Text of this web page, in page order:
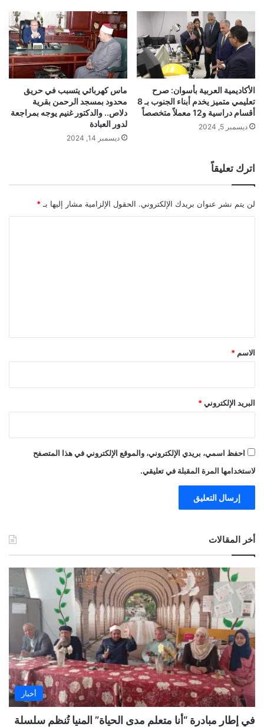
الأكاديمية العربية بأسوان: صرح
تعليمي متميز يخدم أبناء الجنوب بـ 8
أقسام دراسية و12 معملاً متخصصاً
ديسمبر 5, 2024
ماس كهربائي يتسبب في حريق
محدود بمسجد الرحمن بقرية
دلاص.. والدكتور غنيم يوجه بمراجعة
لدور العبادة
ديسمبر 14, 2024
اترك تعليقاً
لن يتم نشر عنوان بريدك الإلكتروني. الحقول الإلزامية مشار إليها بـ *
*
الاسم *
البريد الإلكتروني *
احفظ اسمي، بريدي الإلكتروني، والموقع الإلكتروني في هذا المتصفح
لاستخدامها المرة المقبلة في تعليقي.
أخر المقالات
أخبار
في إطار مبادرة “أنا متعلم مدى الحياة” المنيا تُنظم سلسلة